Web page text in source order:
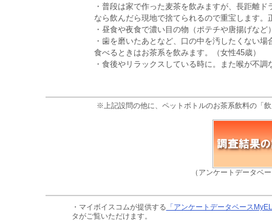
・普段は家で作った麦茶を飲みますが、長距離
なら飲んだら現地で捨てられるので重宝します
・昼食や夜食で濃い目の物（ポテチや唐揚げな
・歯を磨いたあとなど、口の中を汚したくない
食べるときはお茶系を飲みます。（女性45歳）
・食後やリラックスしている時に。また喉が不
※上記設問の他に、ペットボトルのお茶系飲料の「
（アンケートデータベ
・マイボイスコムが提供する 「アンケートデータベース
タがご覧いただけます。